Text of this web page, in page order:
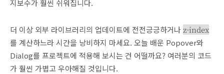
지보수가 훨씬 쉬워집니다.
더 이상 외부 라이브러리의 업데이트에 전전긍긍하거나 z-index
를 계산하느라 시간을 낭비하지 마세요. 오늘 배운 Popover와
Dialog를 프로젝트에 적용해 보시는 건 어떨까요? 여러분의 코드
가 훨씬 가볍고 우아해질 것입니다.